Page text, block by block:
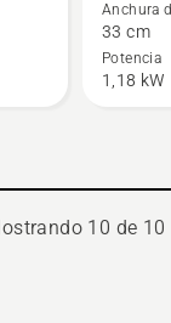
sobre
236R
Anchura
33 cm
Potencia
1,18 kW
10 de 10